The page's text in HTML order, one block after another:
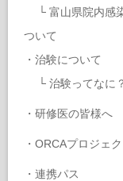
└ 富山県院内感
ついて
・ 治験について
└ 治験ってなに？
・ 研修医の皆様へ
・ ORCAプロジェク
・ 連携パス